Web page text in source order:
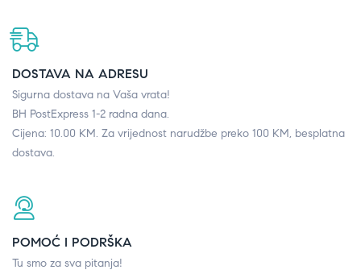
DOSTAVA NA ADRESU
Sigurna dostava na Vaša vrata!
BH PostExpress 1-2 radna dana.
Cijena: 10.00 KM. Za vrijednost narudžbe preko 100 KM, besplatna
dostava.
POMOĆ I PODRŠKA
Tu smo za sva pitanja!